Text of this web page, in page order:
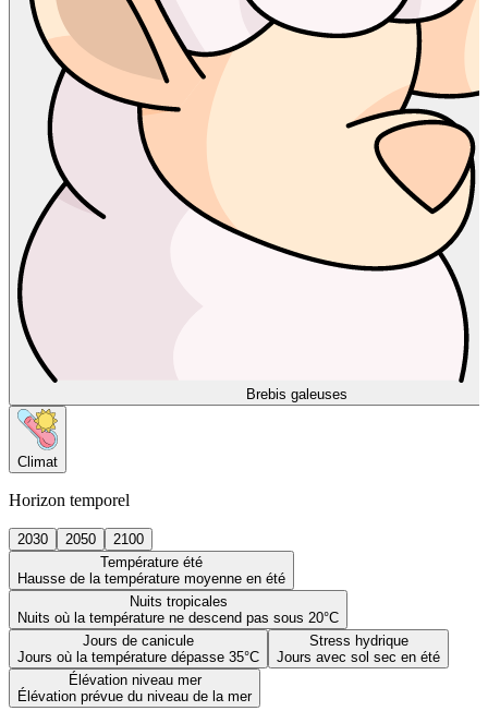
Brebis galeuses
Climat
Horizon temporel
2030 2050
2100
Température été
Hausse de la température moyenne en été
Nuits tropicales
Nuits où la température ne descend pas sous 20°C
Jours de canicule
Jours où la température dépasse 35°C
Stress hydrique
Jours avec sol sec en été
Élévation niveau mer
Élévation prévue du niveau de la mer